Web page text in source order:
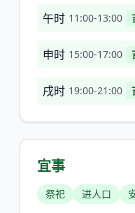
午时 11:00-13:00
申时 15:00-17:00
戌时 19:00-21:00
宜事
祭祀 进人口